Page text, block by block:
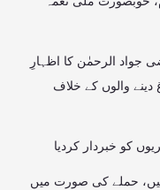
جواد الرحمٰن کا اظہارِ
والوں کے خلاف
کو خبردار کردیا
حملے کی صورت میں